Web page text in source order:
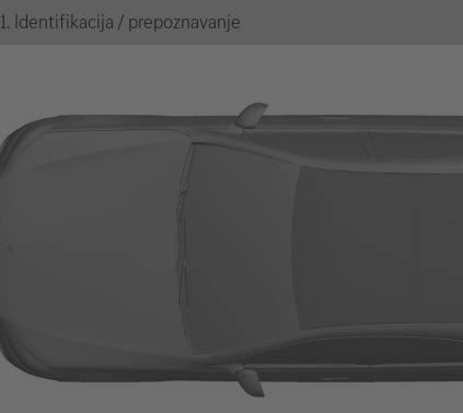
1. Identifikacija / prepoznavanje